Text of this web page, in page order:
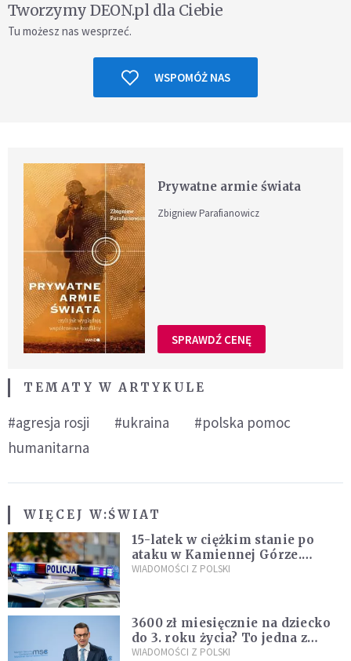
Tworzymy DEON.pl dla Ciebie
Tu możesz nas wesprzeć.
WSPOMÓŻ NAS
Prywatne armie świata
Zbigniew Parafianowicz
SPRAWDŹ CENĘ
TEMATY W ARTYKULE
#agresja rosji #ukraina
#polska pomoc
humanitarna
WIĘCEJ W:ŚWIAT
15-latek w ciężkim stanie po
ataku w Kamiennej Górze.
Policja zatrzymała dwóch
WIADOMOŚCI Z POLSKI
3600 zł miesięcznie na dziecko
do 3. roku życia? To jedna z
propozycji programu "Rozwój
WIADOMOŚCI Z POLSKI